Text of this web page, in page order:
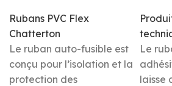
Rubans PVC Flex
Chatterton
Le ruban auto-fusible est
conçu pour l’isolation et la
protection des
Le
laisse